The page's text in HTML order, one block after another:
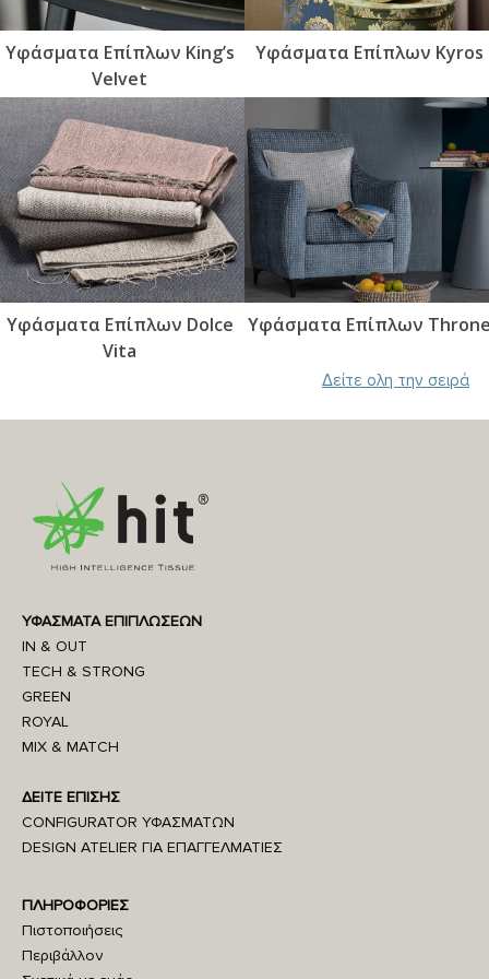
Υφάσματα Επίπλων King’s
Velvet
Υφάσματα Επίπλων Kyros
Υφάσματα Επίπλων Dolce
Vita
Υφάσματα Επίπλων
Δείτε ολη την σειρά
ΥΦΑΣΜΑΤΑ ΕΠΙΠΛΩΣΕΩΝ
IN & OUT
TECH & STRONG
GREEN
ROYAL
MIX & MATCH
ΔΕΙΤΕ ΕΠΙΣΗΣ
CONFIGURATOR ΥΦΑΣΜΑΤΩΝ
DESIGN ATELIER ΓΙΑ ΕΠΑΓΓΕΛΜΑΤΙΕΣ
ΠΛΗΡΟΦΟΡΙΕΣ
Πιστοποιήσεις
Περιβάλλον